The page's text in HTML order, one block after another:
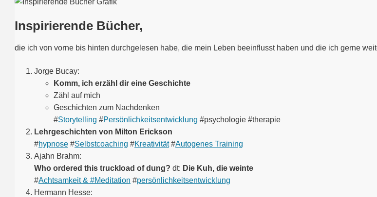
Inspirierende Bücher,
die ich von vorne bis hinten durchgelesen habe, die mein Leben beeinflusst haben und die ich gerne
Jorge Bucay:
Komm, ich erzähl dir eine Geschichte
Zähl auf mich
Geschichten zum Nachdenken
#Storytelling #Persönlichkeitsentwicklung #psychologie #therapie
Lehrgeschichten von Milton Erickson
#hypnose #Selbstcoaching #Kreativität#Autogenes Training
Ajahn Brahm:
Who ordered this truckload of dung? dt: Die Kuh, die weinte
#Achtsamkeit & #Meditation #persönlichkeitsentwicklung
Hermann Hesse: